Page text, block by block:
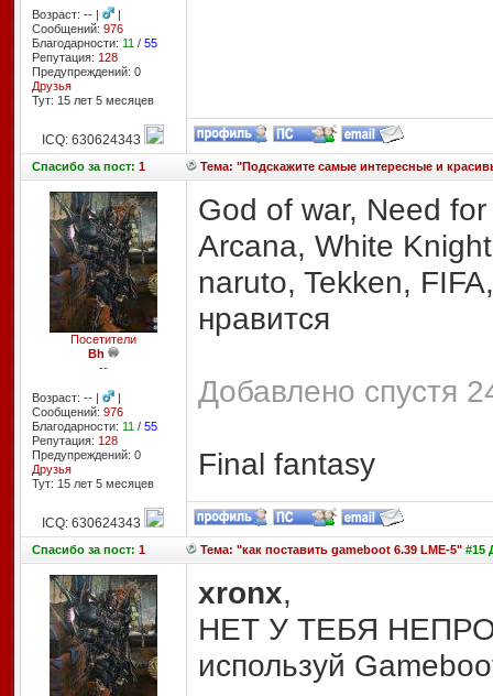
Возраст: -- |
|
Сообщений: 976
Благодарности: 11 / 55
Репутация: 128
Предупреждений: 0
Друзья
Тут: 15 лет 5 месяцев
ICQ: 630624343
Спасибоза пост: 1 Тема: "Подскажите самые интересные и
Посетители
Bh
--
Возраст: -- |
|
Сообщений: 976
Благодарности: 11 / 55
Репутация: 128
Предупреждений: 0
Друзья
Тут: 15 лет 5 месяцев
God of war, Need
Arcana, White
naruto, Tekken,
нравится
Добавлено спустя
Final fantasy
ICQ: 630624343
Спасибоза пост: 1 Тема: "как поставить gameboot 6.39 LME-5"#15
xronx,
НЕТ У ТЕБЯ
используй